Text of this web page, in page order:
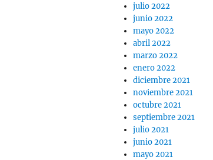
julio 2022
junio 2022
mayo 2022
abril 2022
marzo 2022
enero 2022
diciembre 2021
noviembre 2021
octubre 2021
septiembre 2021
julio 2021
junio 2021
mayo 2021